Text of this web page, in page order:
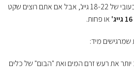
. כיורים בסיסיים מגיעים בעובי של 18-22 גייג', אבל אם אתם רוצים שקט
16 גייג' או פחות.
שמרגישים מיד:
יותר את רעש זרם המים ואת "הבום" של כלים